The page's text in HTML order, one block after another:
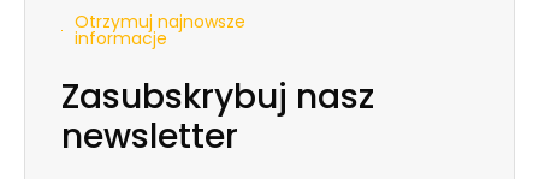
Otrzymuj najnowsze
informacje
Zasubskrybuj nasz
newsletter